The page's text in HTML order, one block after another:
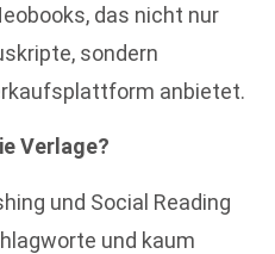
das nicht nur
sondern
anbietet.
Verlage?
und Social Reading
und kaum